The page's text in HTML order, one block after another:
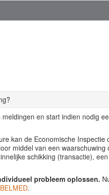
en start indien nodig
kan de Economische
middel van een
schikking (transactie),
probleem oplossen.
BELMED.